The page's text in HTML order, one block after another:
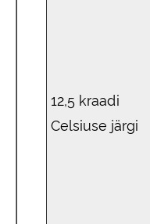
12,5 kraadi
Celsiuse järgi